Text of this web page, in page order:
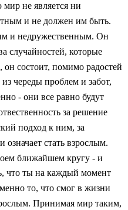
мир не является ни
и не должен им быть.
и недружественным. Он
случайностей, которые
состоит, помимо радостей
череды проблем и забот,
- они все равно будут
за решение
подход к ним, за
означает стать взрослым.
ближайшем кругу - и
что ты на каждый момент
то, что смог в жизни
Принимая мир таким,